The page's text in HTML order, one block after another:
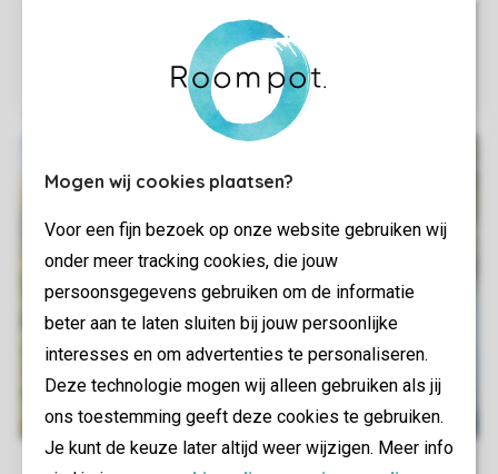
Mogen wij cookies plaatsen?
Voor een fijn bezoek op onze website gebruiken wij
onder meer tracking cookies, die jouw
persoonsgegevens gebruiken om de informatie
beter aan te laten sluiten bij jouw persoonlijke
interesses en om advertenties te personaliseren.
Deze technologie mogen wij alleen gebruiken als jij
ons toestemming geeft deze cookies te gebruiken.
Je kunt de keuze later altijd weer wijzigen. Meer info